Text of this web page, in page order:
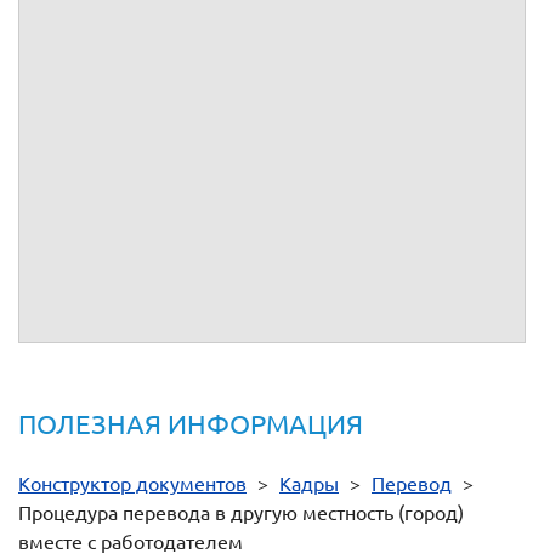
ПОЛЕЗНАЯ ИНФОРМАЦИЯ
Конструктор документов > Кадры > Перевод >
Процедура перевода в другую местность (город)
вместе с работодателем